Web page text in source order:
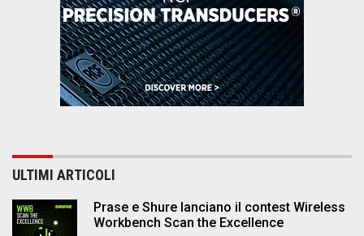
ULTIMI ARTICOLI
Prase e Shure lanciano il contest Wireless
Workbench Scan the Excellence